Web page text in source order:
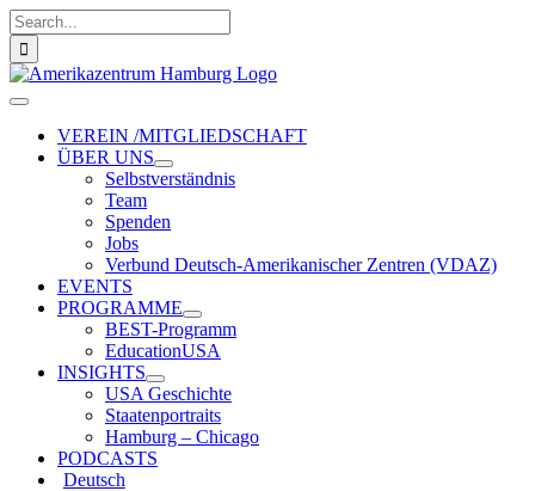
Zum
Inhalt
springen
Suche
nach:
Toggle
NavigationVEREIN /MITGLIEDSCHAFT
ÜBER UNS
Selbstverständnis
Team
Spenden
Jobs
Verbund Deutsch-Amerikanischer Zentren (VDAZ)
EVENTS
PROGRAMME
BEST-Programm
EducationUSA
INSIGHTS
USA Geschichte
Staatenportraits
Hamburg – Chicago
PODCASTS
Deutsch